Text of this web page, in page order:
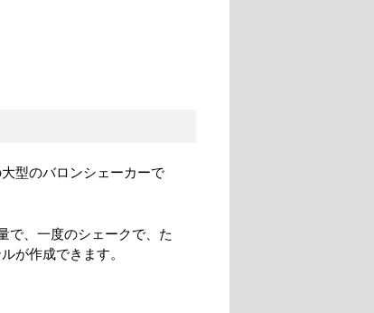
型のバロンシェーカーで
で、一度のシェークで、た
が作成できます。